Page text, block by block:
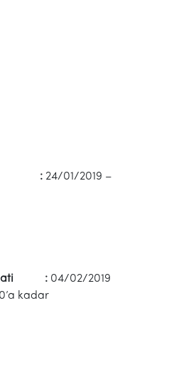
: 24/01/2019 –
Saati : 04/02/2019
kadar